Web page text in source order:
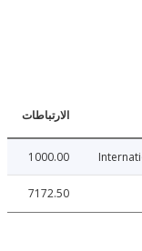
الارتباطات
1000.00